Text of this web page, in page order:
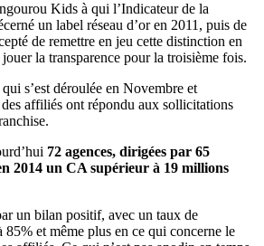
Kids à qui l’Indicateur de la
un label réseau d’or en 2011, puis de
de remettre en jeu cette distinction en
la transparence pour la troisième fois.
s’est déroulée en Novembre et
affiliés ont répondu aux sollicitations
72 agences, dirigées par 65
2014 un CA supérieur à 19 millions
un bilan positif, avec un taux de
85% et même plus en ce qui concerne le